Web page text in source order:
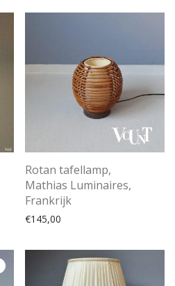
Rotan tafellamp,
Mathias Luminaires,
Frankrijk
€145,00